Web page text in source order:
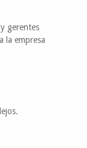
gerentes
la empresa